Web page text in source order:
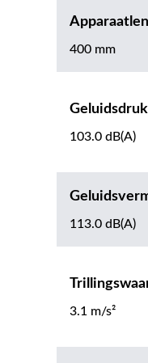
400 mm
103.0 dB(A)
113.0 dB(A)
3.1 m/s²